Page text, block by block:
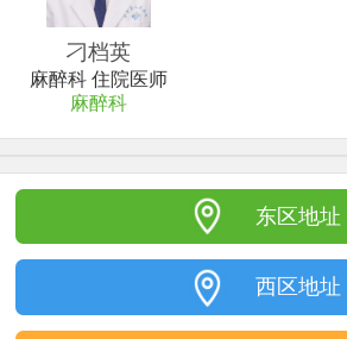
刁档英
麻醉科 住院医师
麻醉科
东区地址
西区地址